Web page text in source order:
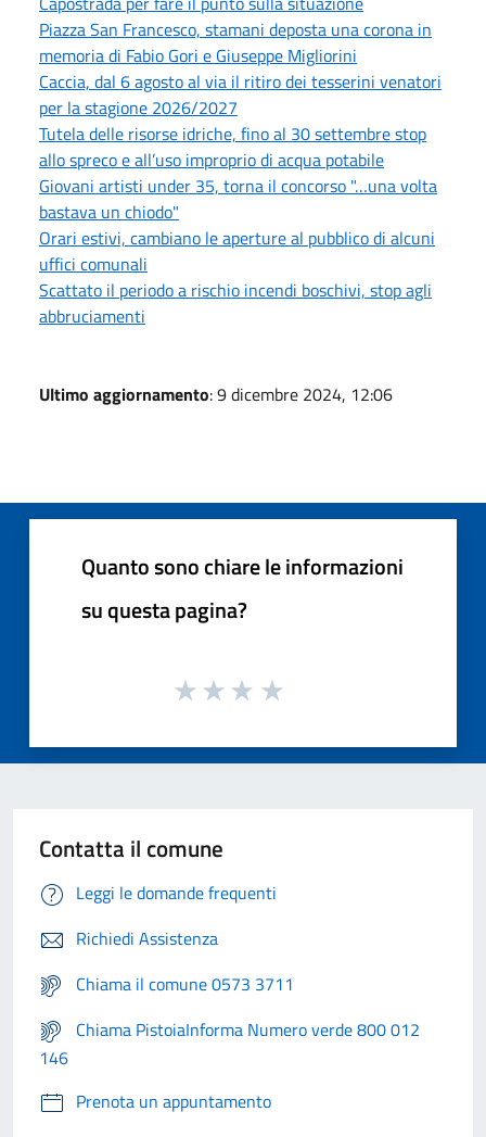
Piazza San Francesco, stamani deposta una corona in
memoria di Fabio Gori e Giuseppe Migliorini
Caccia, dal 6 agosto al via il ritiro dei tesserini venatori
per la stagione 2026/2027
Tutela delle risorse idriche, fino al 30 settembre stop
allo spreco e all’uso improprio di acqua potabile
Giovani artisti under 35, torna il concorso "…una volta
bastava un chiodo"
Orari estivi, cambiano le aperture al pubblico di alcuni
uffici comunali
Scattato il periodo a rischio incendi boschivi, stop agli
abbruciamenti
Ultimo aggiornamento: 9 dicembre 2024, 12:06
Quanto sono chiare le informazioni
su questa pagina?
Contatta il comune
Leggi le domande frequenti
Richiedi Assistenza
Chiama il comune 0573 3711
Chiama PistoiaInforma Numero verde 800 012
146
Prenota un appuntamento